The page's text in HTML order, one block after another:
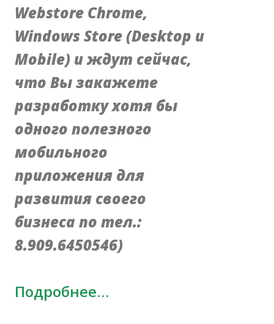
Webstore Chrome,
Windows Store (Desktop и
Mobile) и ждут сейчас,
что Вы закажете
разработку хотя бы
одного полезного
мобильного
приложения для
развития своего
бизнеса по тел.:
8.909.6450546)
Подробнее…